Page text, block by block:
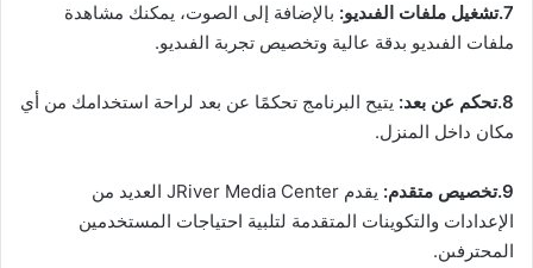
7.تشغيل ملفات الفىديو:
بالإضافة إلى الصوت، يمكنك مشاهدة
ملفات الفىديو بدقة عالية وتخصيص تجربة الفىديو.
8.تحكم عن بعد:
يتيح البرنامج تحكمًا عن بعد لراحة استخدامك من أي
مكان داخل المنزل.
9.تخصيص متقدم:
يقدم JRiver Media Center العديد من
الإعدادات والتكوينات المتقدمة لتلبية احتياجات المستخدمين
المحترفىن.